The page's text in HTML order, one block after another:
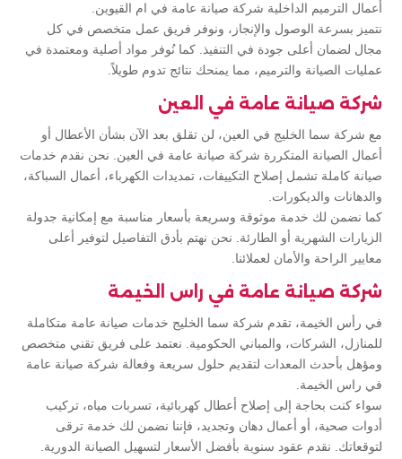
أعمال الترميم الداخلية شركة صيانة عامة في ام القيوين.
نتميز بسرعة الوصول والإنجاز، ونوفر فريق عمل متخصص في كل
مجال لضمان أعلى جودة في التنفيذ. كما نُوفر مواد أصلية ومعتمدة في
عمليات الصيانة والترميم، مما يمنحك نتائج تدوم طويلاً.
شركة صيانة عامة في العين
مع شركة سما الخليج في العين، لن تقلق بعد الآن بشأن الأعطال أو
أعمال الصيانة المتكررة شركة صيانة عامة في العين. نحن نقدم خدمات
صيانة كاملة تشمل إصلاح التكييفات، تمديدات الكهرباء، أعمال السباكة،
والدهانات والديكورات.
كما نضمن لك خدمة موثوقة وسريعة بأسعار مناسبة مع إمكانية جدولة
الزيارات الشهرية أو الطارئة. نحن نهتم بأدق التفاصيل لتوفير أعلى
معايير الراحة والأمان لعملائنا.
شركة صيانة عامة في راس الخيمة
في رأس الخيمة، تقدم شركة سما الخليج خدمات صيانة عامة متكاملة
للمنازل، الشركات، والمباني الحكومية. نعتمد على فريق تقني متخصص
ومؤهل بأحدث المعدات لتقديم حلول سريعة وفعالة شركة صيانة عامة
في راس الخيمة.
سواء كنت بحاجة إلى إصلاح أعطال كهربائية، تسربات مياه، تركيب
أدوات صحية، أو أعمال دهان وتجديد، فإننا نضمن لك خدمة ترقى
لتوقعاتك. نقدم عقود سنوية بأفضل الأسعار لتسهيل الصيانة الدورية.